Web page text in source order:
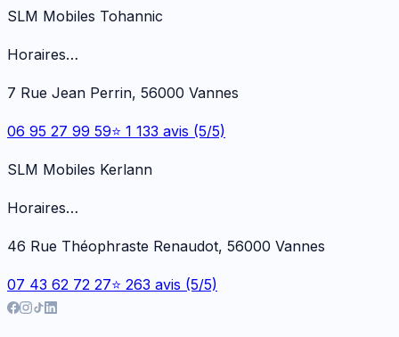
SLM Mobiles Tohannic
Horaires…
7 Rue Jean Perrin, 56000 Vannes
06 95 27 99 59⭐ 1 133 avis (5/5)
SLM Mobiles Kerlann
Horaires…
46 Rue Théophraste Renaudot, 56000 Vannes
07 43 62 72 27⭐ 263 avis (5/5)